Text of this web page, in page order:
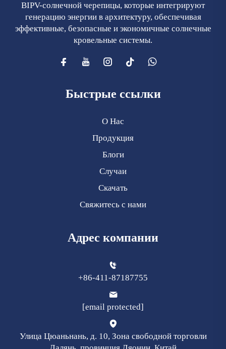
BIPV-солнечной черепицы, которые интегрируют
генерацию энергии в архитектуру, обеспечивая
эффективные, безопасные и экономичные солнечные
кровельные системы.
Быстрые ссылки
О Нас
Продукция
Блоги
Случаи
Скачать
Свяжитесь с нами
Адрес компании
+86-411-87187755
[email protected]
Улица Цюаньнань, д. 10, Зона свободной торговли